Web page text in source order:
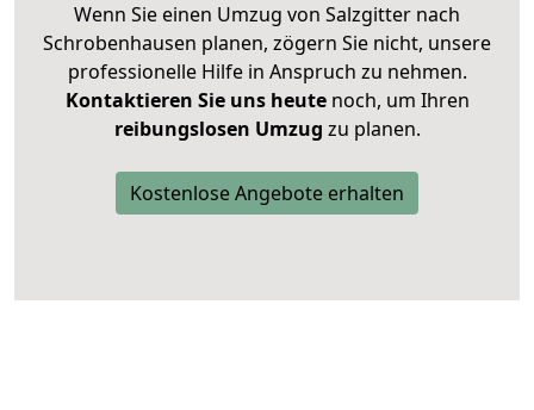
Wenn Sie einen Umzug von Salzgitter nach
Schrobenhausen planen, zögern Sie nicht, unsere
professionelle Hilfe in Anspruch zu nehmen.
Kontaktieren Sie uns heutenoch, um Ihren
reibungslosen Umzug zu planen.
Kostenlose Angebote erhalten